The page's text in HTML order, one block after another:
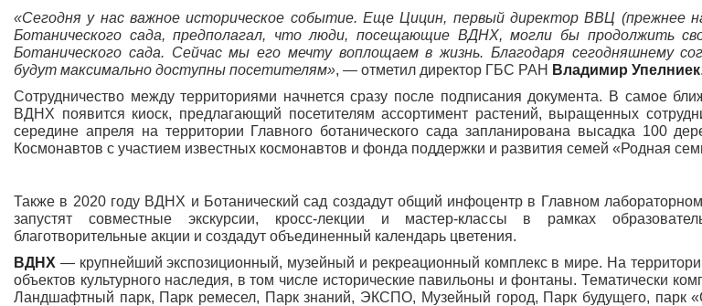
«Сегодня у нас важное историческое событие. Еще Цицин, первый директор ВВЦ (прежнее
Ботанического сада, предполагал, что люди, посещающие ВДНХ, могли бы продолжить
Ботанического сада. Сейчас мы его мечту воплощаем в жизнь. Благодаря сегодняшнему
будут максимально доступны посетителям», — отметил директор ГБС РАН Владимир Упелниек.
Сотрудничество между территориями начнется сразу после подписания документа. В самое
ВДНХ появится киоск, предлагающий посетителям ассортимент растений, выращенных
середине апреля на территории Главного ботанического сада запланирована высадка 100
Космонавтов с участием известных космонавтов и фонда поддержки и развития семей «Родная
Также в 2020 году ВДНХ и Ботанический сад создадут общий инфоцентр в Главном лабораторном
запустят совместные экскурсии, кросс-лекции и мастер-классы в рамках
благотворительные акции и создадут объединенный календарь цветения.
ВДНХ — крупнейший экспозиционный, музейный и рекреационный комплекс в мире. На
объектов культурного наследия, в том числе исторические павильоны и фонтаны. Тематически
Ландшафтный парк, Парк ремесел, Парк знаний, ЭКСПО, Музейный город, Парк будущего, парк